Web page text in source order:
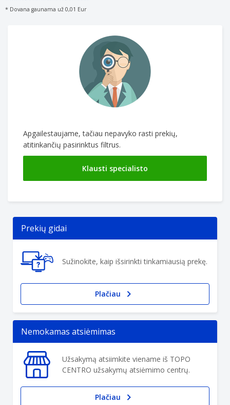
* Dovana gaunama už 0,01 Eur
Apgailestaujame, tačiau nepavyko rasti prekių,
atitinkančių pasirinktus filtrus.
Klausti specialisto
Prekių gidai
Sužinokite, kaip išsirinkti tinkamiausią prekę.
Plačiau
Nemokamas atsiėmimas
Užsakymą atsiimkite viename iš TOPO
CENTRO užsakymų atsiėmimo centrų.
Plačiau